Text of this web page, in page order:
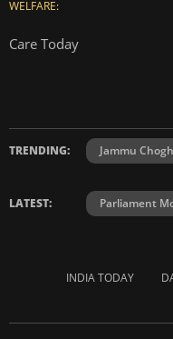
WELFARE:
Care Today
TRENDING: Jammu
LATEST: Parliament
INDIA TODAY